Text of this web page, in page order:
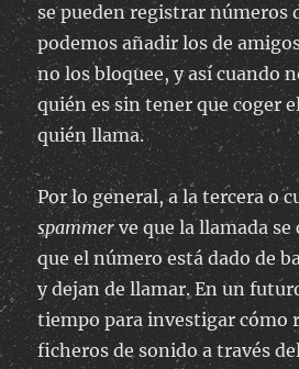
se pueden registrar números
podemos añadir los de
no los bloquee, y así cuando
quién es sin tener que coger
quién llama.
Por lo general, a la tercera o
spammerve que la llamada se
que el número está dado de
y dejan de llamar. En un
tiempo para investigar cómo
ficheros de sonido a través